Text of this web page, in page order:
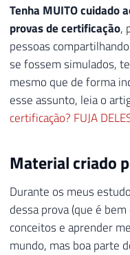
Tenha MUITO cuidado
provas de certificação,
pessoas
se fossem simulados,
mesmo que de forma
esse assunto, leia o
certificação? FUJA
Material criado
Durante os meus
dessa prova (que é
conceitos e aprender
mundo, mas boa parte